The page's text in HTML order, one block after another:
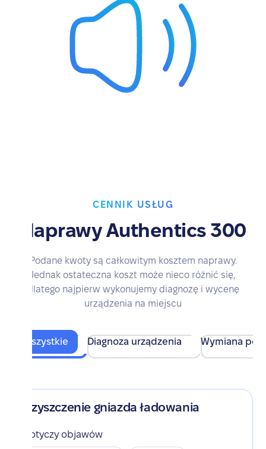
CENNIK USŁUG
Naprawy Authentics 300
Podane kwoty są całkowitym kosztem naprawy.
Jednak ostateczna koszt może nieco różnić się,
dlatego najpierw wykonujemy diagnozę i wycenę
urządzenia na miejscu
Wszystkie Diagnoza urządzenia Wymiana
Czyszczenie gniazda ładowania
Dotyczy objawów